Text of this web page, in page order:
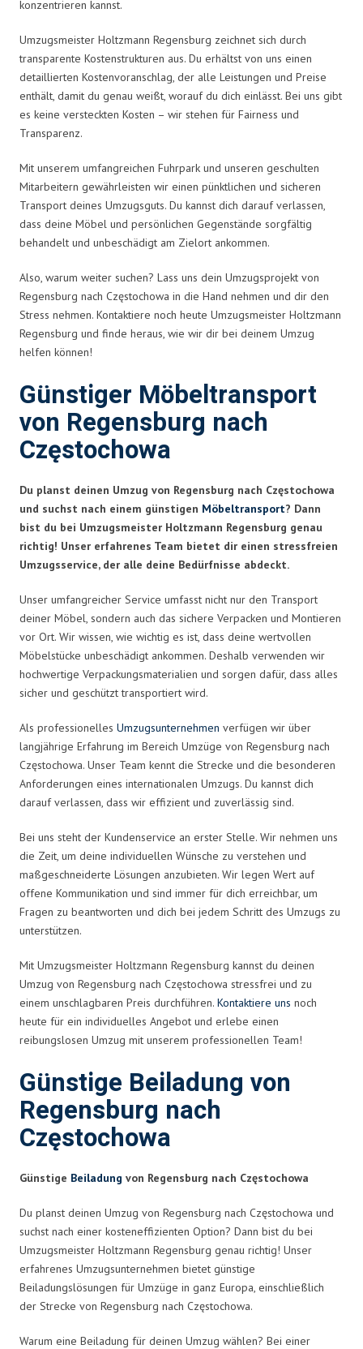
konzentrieren kannst.
Umzugsmeister Holtzmann Regensburg zeichnet sich durch
transparente Kostenstrukturen aus. Du erhältst von uns einen
detaillierten Kostenvoranschlag, der alle Leistungen und Preise
enthält, damit du genau weißt, worauf du dich einlässt. Bei uns gibt
es keine versteckten Kosten – wir stehen für Fairness und
Transparenz.
Mit unserem umfangreichen Fuhrpark und unseren geschulten
Mitarbeitern gewährleisten wir einen pünktlichen und sicheren
Transport deines Umzugsguts. Du kannst dich darauf verlassen,
dass deine Möbel und persönlichen Gegenstände sorgfältig
behandelt und unbeschädigt am Zielort ankommen.
Also, warum weiter suchen? Lass uns dein Umzugsprojekt von
Regensburg nach Częstochowa in die Hand nehmen und dir den
Stress nehmen. Kontaktiere noch heute Umzugsmeister Holtzmann
Regensburg und finde heraus, wie wir dir bei deinem Umzug
helfen können!
Günstiger Möbeltransport
von Regensburg nach
Częstochowa
Du planst deinen Umzug von Regensburg nach Częstochowa
und suchst nach einem günstigen Möbeltransport? Dann
bist du bei Umzugsmeister Holtzmann Regensburg genau
richtig! Unser erfahrenes Team bietet dir einen stressfreien
Umzugsservice, der alle deine Bedürfnisse abdeckt.
Unser umfangreicher Service umfasst nicht nur den Transport
deiner Möbel, sondern auch das sichere Verpacken und Montieren
vor Ort. Wir wissen, wie wichtig es ist, dass deine wertvollen
Möbelstücke unbeschädigt ankommen. Deshalb verwenden wir
hochwertige Verpackungsmaterialien und sorgen dafür, dass alles
sicher und geschützt transportiert wird.
Als professionelles Umzugsunternehmen verfügen wir über
langjährige Erfahrung im Bereich Umzüge von Regensburg nach
Częstochowa. Unser Team kennt die Strecke und die besonderen
Anforderungen eines internationalen Umzugs. Du kannst dich
darauf verlassen, dass wir effizient und zuverlässig sind.
Bei uns steht der Kundenservice an erster Stelle. Wir nehmen uns
die Zeit, um deine individuellen Wünsche zu verstehen und
maßgeschneiderte Lösungen anzubieten. Wir legen Wert auf
offene Kommunikation und sind immer für dich erreichbar, um
Fragen zu beantworten und dich bei jedem Schritt des Umzugs zu
unterstützen.
Mit Umzugsmeister Holtzmann Regensburg kannst du deinen
Umzug von Regensburg nach Częstochowa stressfrei und zu
einem unschlagbaren Preis durchführen. Kontaktiere uns noch
heute für ein individuelles Angebot und erlebe einen
reibungslosen Umzug mit unserem professionellen Team!
Günstige Beiladung von
Regensburg nach
Częstochowa
Günstige Beiladung von Regensburg nach Częstochowa
Du planst deinen Umzug von Regensburg nach Częstochowa und
suchst nach einer kosteneffizienten Option? Dann bist du bei
Umzugsmeister Holtzmann Regensburg genau richtig! Unser
erfahrenes Umzugsunternehmen bietet günstige
Beiladungslösungen für Umzüge in ganz Europa, einschließlich
der Strecke von Regensburg nach Częstochowa.
Warum eine Beiladung für deinen Umzug wählen? Bei einer